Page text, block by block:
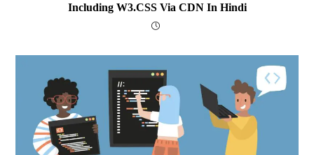
Including W3.CSS Via CDN In Hindi